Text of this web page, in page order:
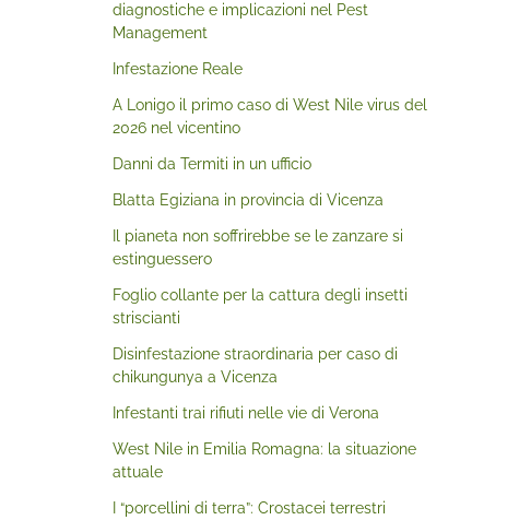
diagnostiche e implicazioni nel Pest
Management
Infestazione Reale
A Lonigo il primo caso di West Nile virus del
2026 nel vicentino
Danni da Termiti in un ufficio
Blatta Egiziana in provincia di Vicenza
Il pianeta non soffrirebbe se le zanzare si
estinguessero
Foglio collante per la cattura degli insetti
striscianti
Disinfestazione straordinaria per caso di
chikungunya a Vicenza
Infestanti trai rifiuti nelle vie di Verona
West Nile in Emilia Romagna: la situazione
attuale
I “porcellini di terra”: Crostacei terrestri